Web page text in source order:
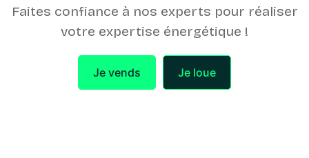
Faites confiance à nos experts pour réaliser
votre expertise énergétique !
Je vends Je loue